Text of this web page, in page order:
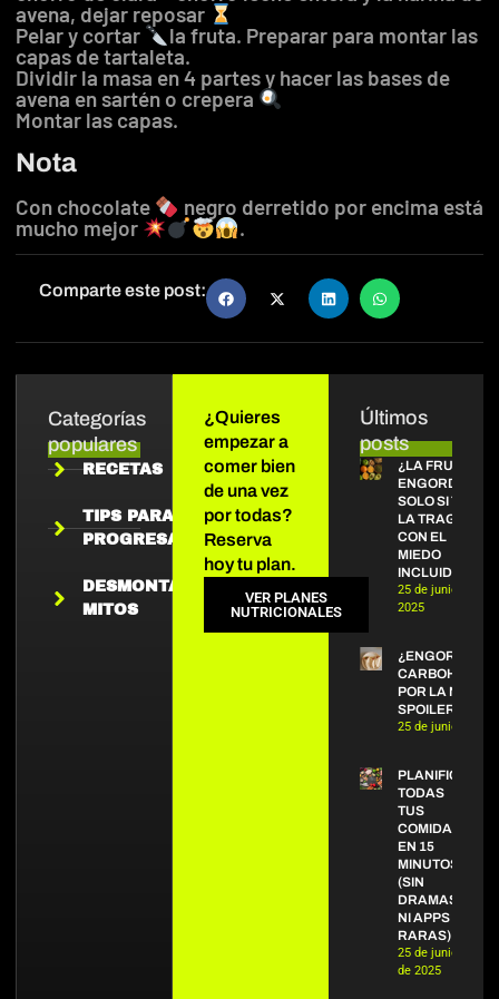
avena, dejar reposar
Pelar y cortar
la fruta. Preparar para montar las
capas de tartaleta.
Dividir la masa en 4 partes y hacer las bases de
avena en sartén o crepera
Montar las capas.
Nota
Con chocolate
negro derretido por encima está
mucho mejor
.
Comparte este post:
Categorías
populares
RECETAS
TIPS PARA
PROGRESAR
DESMONTANDO
MITOS
Últimos
posts
¿LA FRUTA
ENGORDA?
SOLO SI TE
LA TRAGAS
CON EL
MIEDO
INCLUIDO
25 de junio de
2025
¿ENGORDAN
POR LA
SPOILER: NO.
25 de junio de
PLANIFICA
TODAS
TUS
COMIDAS
EN 15
MINUTOS
(SIN
DRAMAS
NI APPS
RARAS)
25 de junio
de 2025
¿Quieres
empezar a
comer bien
de una vez
por todas?
Reserva
hoy tu plan.
VER PLANES
NUTRICIONALES